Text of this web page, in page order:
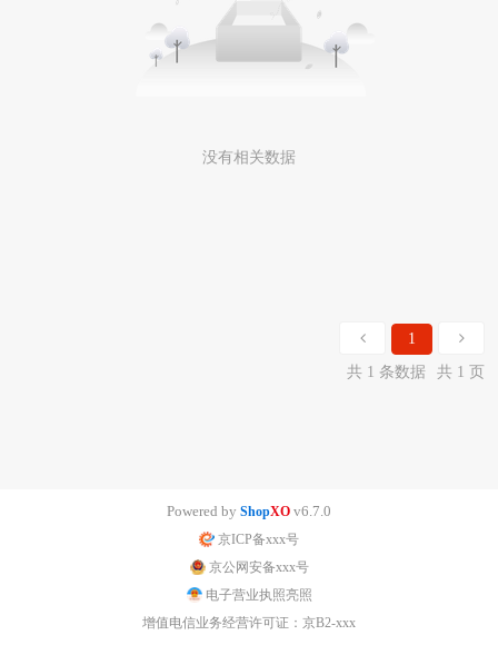
没有相关数据
1
共 1 条数据
共 1 页
Powered by ShopXO v6.7.0
京ICP备xxx号
京公网安备xxx号
电子营业执照亮照
增值电信业务经营许可证：京B2-xxx